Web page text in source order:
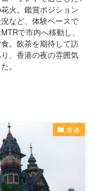
火。鑑賞ポジション
など、体験ベースで
で市内へ移動し、
。飲茶を期待して訪
、香港の夜の雰囲気
。
香港